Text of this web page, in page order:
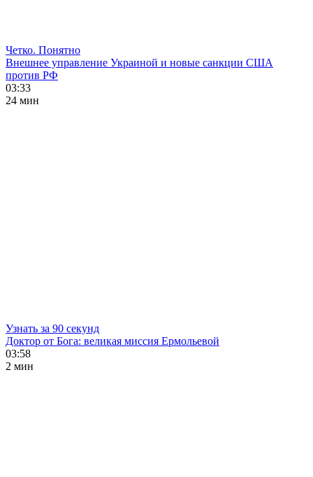
Четко. Понятно
Внешнее управление Украиной и новые санкции США
против РФ
03:33
24 мин
Узнать за 90 секунд
Доктор от Бога: великая миссия Ермольевой
03:58
2 мин